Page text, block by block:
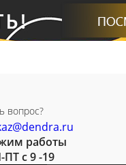
вопрос?
работы
с 9 -19